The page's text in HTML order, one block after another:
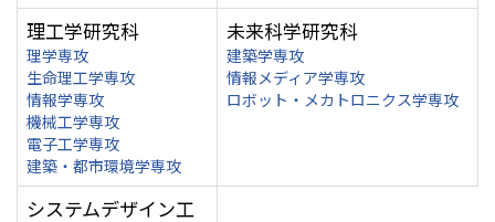
理工学研究科
理学専攻
生命理工学専攻
情報学専攻
機械工学専攻
電子工学専攻
建築・都市環境学専攻
未来科学研究科
建築学専攻
情報メディア学専攻
ロボット・メカトロニクス学専攻
システムデザイン工